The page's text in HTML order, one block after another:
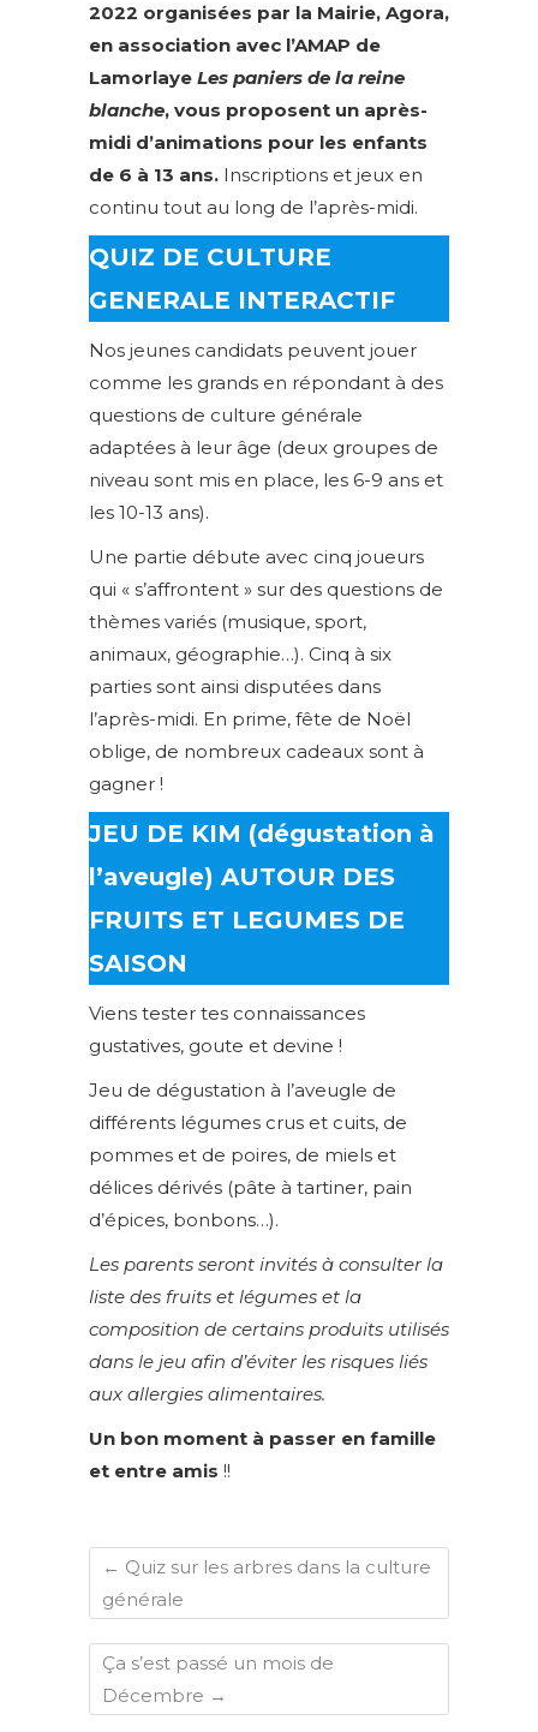
2022 organisées par la Mairie, Agora,
en association avec l’AMAP de
Lamorlaye Les paniers de la reine
blanche, vous proposent un après-
midi d’animations pour les enfants
de 6 à 13 ans. Inscriptions et jeux en
continu tout au long de l’après-midi.
QUIZ DE CULTURE
GENERALE INTERACTIF
Nos jeunes candidats peuvent jouer
comme les grands en répondant à des
questions de culture générale
adaptées à leur âge (deux groupes de
niveau sont mis en place, les 6-9 ans et
les 10-13 ans).
Une partie débute avec cinq joueurs
qui « s’affrontent » sur des questions de
thèmes variés (musique, sport,
animaux, géographie…). Cinq à six
parties sont ainsi disputées dans
l’après-midi. En prime, fête de Noël
oblige, de nombreux cadeaux sont à
gagner !
JEU DE KIM (dégustation à
l’aveugle) AUTOUR DES
FRUITS ET LEGUMES DE
SAISON
Viens tester tes connaissances
gustatives, goute et devine !
Jeu de dégustation à l’aveugle de
différents légumes crus et cuits, de
pommes et de poires, de miels et
délices dérivés (pâte à tartiner, pain
d’épices, bonbons…).
Les parents seront invités à consulter la
liste des fruits et légumes et la
composition de certains produits utilisés
dans le jeu afin d’éviter les risques liés
aux allergies alimentaires.
Un bon moment à passer en famille
et entre amis !!
← Quiz sur les arbres dans la culture
générale
Ça s’est passé un mois de
Décembre →